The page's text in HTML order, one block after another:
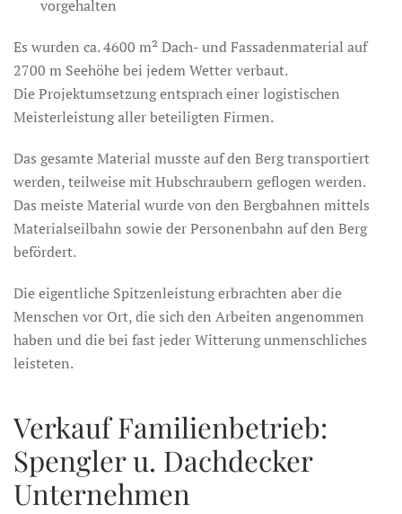
vorgehalten
Es wurden ca. 4600 m² Dach- und Fassadenmaterial auf
2700 m Seehöhe bei jedem Wetter verbaut.
Die Projektumsetzung entsprach einer logistischen
Meisterleistung aller beteiligten Firmen.
Das gesamte Material musste auf den Berg transportiert
werden, teilweise mit Hubschraubern geflogen werden.
Das meiste Material wurde von den Bergbahnen mittels
Materialseilbahn sowie der Personenbahn auf den Berg
befördert.
Die eigentliche Spitzenleistung erbrachten aber die
Menschen vor Ort, die sich den Arbeiten angenommen
haben und die bei fast jeder Witterung unmenschliches
leisteten.
Verkauf Familienbetrieb:
Spengler u. Dachdecker
Unternehmen